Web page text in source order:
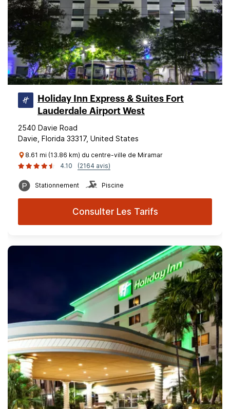
Holiday Inn Express & Suites Fort
Lauderdale Airport West
2540 Davie Road
Davie, Florida 33317, United States
8.61 mi (13.86 km) du centre-ville de Miramar
4.10
(2164 avis)
Stationnement Piscine
Consulter Les Tarifs